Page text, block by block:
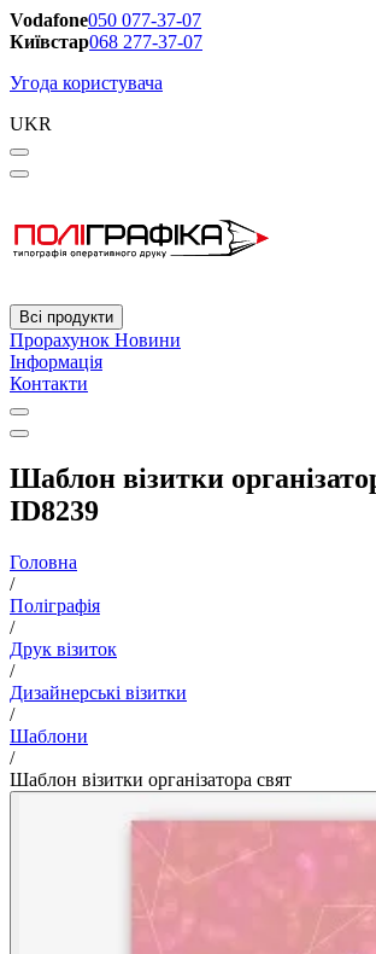
Vodafone050 077-37-07
Київстар068 277-37-07
Угода користувача
UKR
Всі продукти
Прорахунок Новини
Інформація
Контакти
Шаблон візитки
ID8239
Головна
/
Поліграфія
/
Друк візиток
/
Дизайнерські візитки
/
Шаблони
/
Шаблон візитки організатора свят